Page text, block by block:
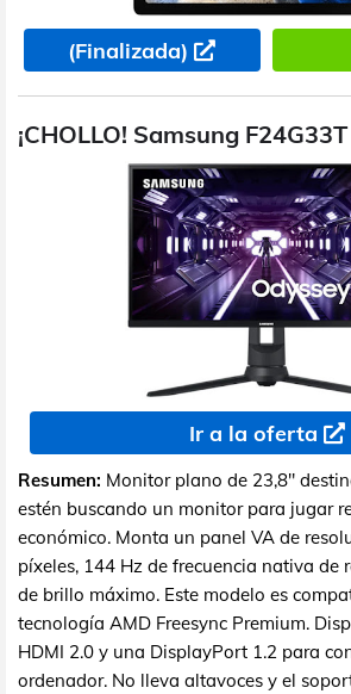
(Finalizada)
¡CHOLLO! Samsung
Ir a la oferta
Resumen: Monitor plano de 23,8"
estén buscando un monitor para jugar
económico. Monta un panel VA de
píxeles, 144 Hz de frecuencia nativa de
de brillo máximo. Este modelo es
tecnología AMD Freesync Premium.
HDMI 2.0 y una DisplayPort 1.2 para
ordenador. No lleva altavoces y el